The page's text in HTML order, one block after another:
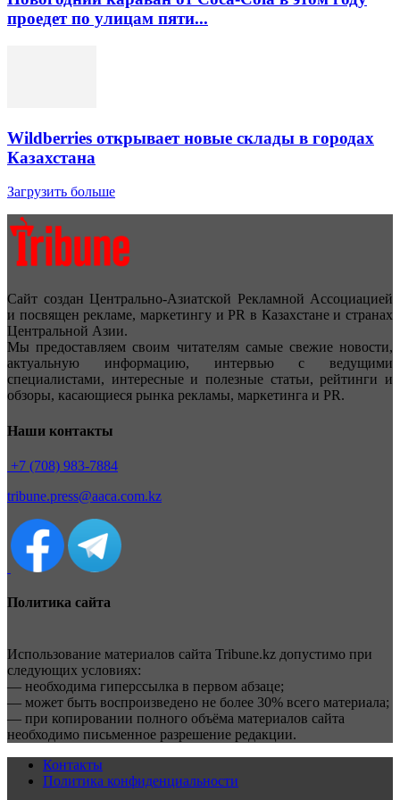
проедет по улицам пяти...
Wildberries открывает новые склады в городах
Казахстана
Загрузить больше
Сайт создан Центрально-Азиатской Рекламной Ассоциацией
и посвящен рекламе, маркетингу и PR в Казахстане и странах
Центральной Азии.
Мы предоставляем своим читателям самые свежие новости,
актуальную информацию, интервью с ведущими
специалистами, интересные и полезные статьи, рейтинги и
обзоры, касающиеся рынка рекламы, маркетинга и PR.
Наши контакты
+7 (708) 983-7884
tribune.press@aaca.com.kz
Политика сайта
Использование материалов сайта Tribune.kz допустимо при
следующих условиях:
— необходима гиперссылка в первом абзаце;
— может быть воспроизведено не более 30% всего материала;
— при копировании полного объёма материалов сайта
необходимо письменное разрешение редакции.
Контакты
Политика конфиденциальности